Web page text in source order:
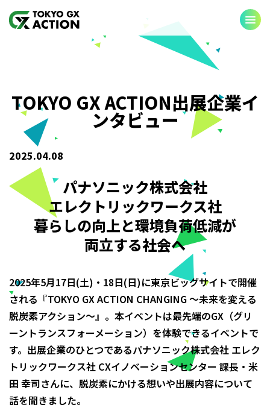
BEGINNING
お知らせ
パートナー企業・団体
公式SNSアカウント
お問い合わせ
サイトポリシー
SNSアカウント運用ポリシー
TOKYO GX ACTION2026実行委員会
TOKYO GX ACTION出展企業イ
ンタビュー
2025.04.08
パナソニック株式会社
エレクトリックワークス社
暮らしの向上と環境負荷低減が
両立する社会へ
2025年5月17日(土)・18日(日)に東京ビッグサイトで開催
される『TOKYO GX ACTION CHANGING ～未来を変える
脱炭素アクション～』。本イベントは最先端のGX（グリ
ーントランスフォーメーション）を体験できるイベントで
す。出展企業のひとつであるパナソニック株式会社 エレク
トリックワークス社 CXイノベーションセンター 課長・米
田 幸司さんに、脱炭素にかける想いや出展内容について
話を聞きました。